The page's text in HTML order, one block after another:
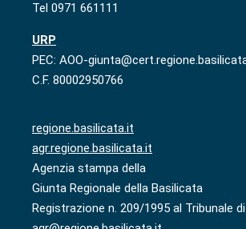
Tel 0971 661111
URP
PEC: AOO-
C.F. 80002950766
regione.basilicata.it
agr.regione.basilicata.it
Agenzia stampa della
Giunta Regionale della Basilicata
Registrazione n. 209/1995 al Tribunale